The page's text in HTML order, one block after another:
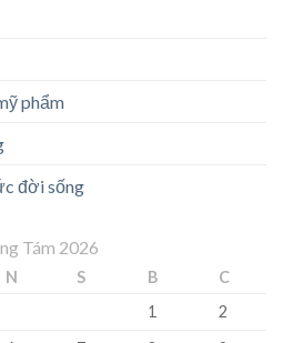
phẩm
đời sống
Tám 2026
N S B
C
1
2